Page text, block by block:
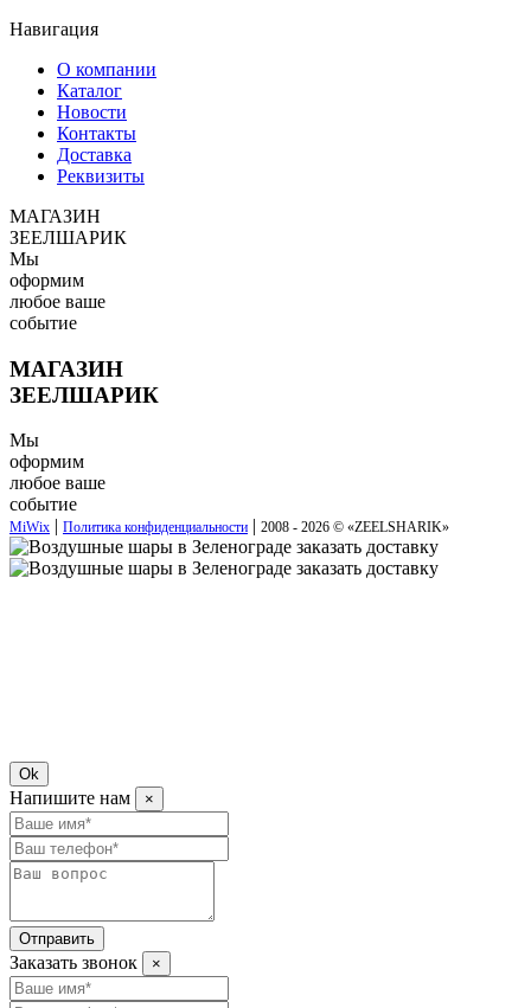
Навигация
О компании
Каталог
Новости
Контакты
Доставка
Реквизиты
МАГАЗИН
ЗЕЕЛШАРИК
Мы
оформим
любое ваше
событие
МАГАЗИН
ЗЕЕЛШАРИК
Мы
оформим
любое ваше
событие
MiWix | Политика конфиденциальности | 2008 - 2026 © «ZEELSHARIK»
Ok
Напишите нам ×
Отправить
Заказать звонок ×